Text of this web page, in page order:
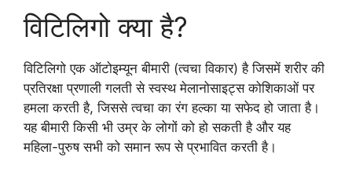
विटिलिगो क्या है?
विटिलिगो एक ऑटोइम्यून बीमारी (त्वचा विकार) है जिसमें शरीर की
प्रतिरक्षा प्रणाली गलती से स्वस्थ मेलानोसाइट्स कोशिकाओं पर
हमला करती है, जिससे त्वचा का रंग हल्का या सफेद हो जाता है।
यह बीमारी किसी भी उम्र के लोगों को हो सकती है और यह
महिला-पुरुष सभी को समान रूप से प्रभावित करती है।